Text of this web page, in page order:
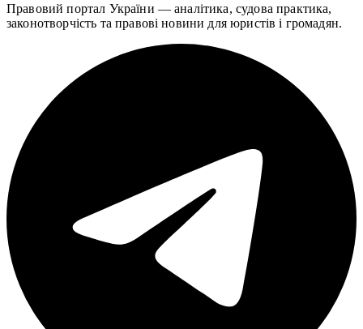
Правовий портал України — аналітика, судова практика,
законотворчість та правові новини для юристів і громадян.